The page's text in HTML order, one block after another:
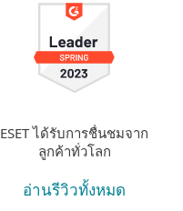
ESET ได้รับการชื่นชมจาก
ลูกค้าทั่วโลก
อ่านรีวิวทั้งหมด